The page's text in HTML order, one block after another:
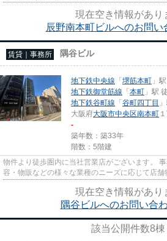
尚、弊社ではおとり広告は一切...
現在空き情報があり
辰野南本町ビルへのお問い
賃貸｜事務所 隅谷ビル
地下鉄中央線 「堺筋本町 」
地下鉄御堂筋線 「本町 」駅
地下鉄谷町線 「谷町四丁目
大阪府大阪市中央区南本町
-
築年数：築33年
階数：5階建
物件より徒歩圏内に当社営業店がございます。
容・物販などの様々な業種のニーズに応じて店舗
尚、弊社ではおとり広告は一切...
現在空き情報があり
隅谷ビルへのお問い合
該当公開件数8